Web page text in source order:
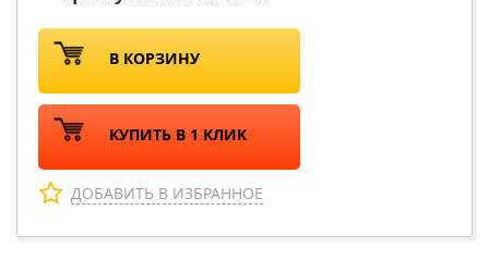
В КОРЗИНУ
КУПИТЬ В 1 КЛИК
ДОБАВИТЬ В ИЗБРАННОЕ